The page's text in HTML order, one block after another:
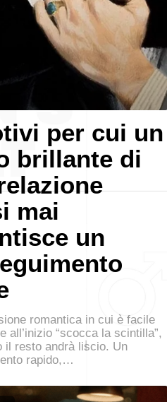
per cui un
brillante di
mai
un
romantica in cui è facile
all’inizio “scocca la scintilla”,
il resto andrà liscio. Un
rapido,…